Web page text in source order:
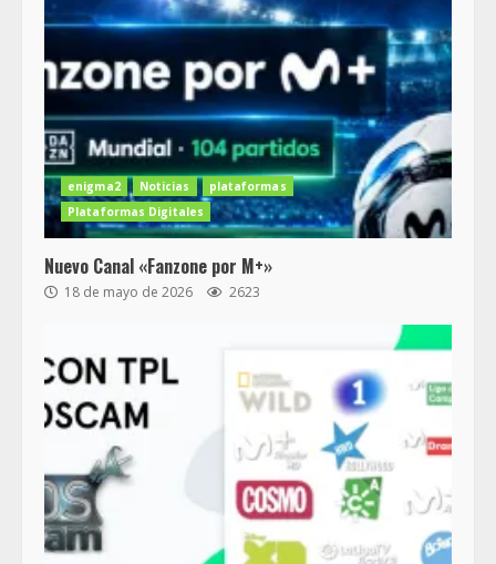
enigma2 Noticias
plataformas
Plataformas Digitales
Nuevo Canal «Fanzone por M+»
18 de mayo de 2026 2623